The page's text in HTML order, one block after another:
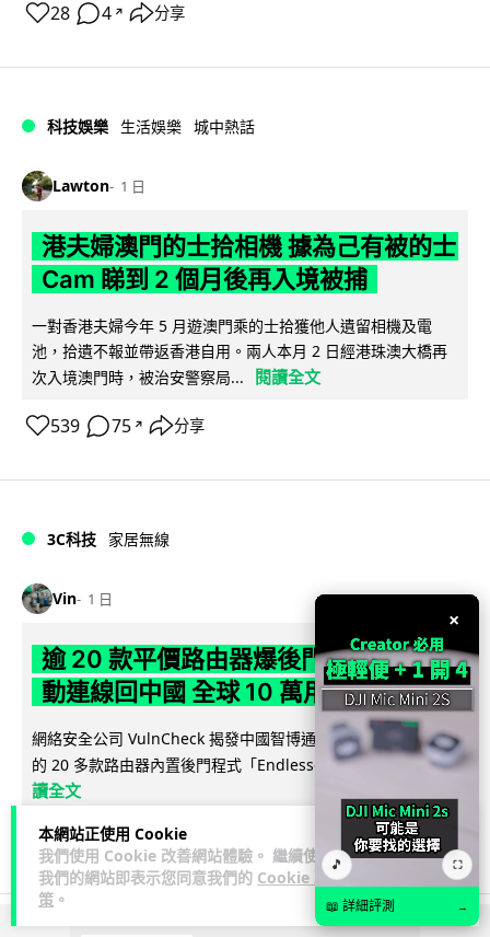
本網站正使用 Cookie
我們使用 Cookie 改善網站體驗。 繼續使用
我們的網站即表示您同意我們的 Cookie 政
策 。
28 4 ↗ 分享
科技娛樂 生活娛樂 城中熱話
Lawton 1 日
港夫婦澳門的士拾相機 據為己有被的士
Cam 睇到 2 個月後再入境被捕
一對香港夫婦今年 5 月遊澳門乘的士拾獲他人遺留相機及電
池，拾遺不報並帶返香港自用。兩人本月 2 日經港珠澳大橋再
次入境澳門時，被治安警察局...
閱讀全文
539 75 ↗ 分享
3C科技 家居無線
Vin 1 日
逾 20 款平價路由器爆後門 每 35 秒自
動連線回中國 全球 10 萬用家私隱堪憂
網絡安全公司 VulnCheck 揭發中國智博通電子（Zbtlink）生產
的 20 多款路由器內置後門程式「Endlessdoors」（無盡...
閱
讀全文
969 221↗ 分享
×
🎵 ⛶
📖 詳細評測 →